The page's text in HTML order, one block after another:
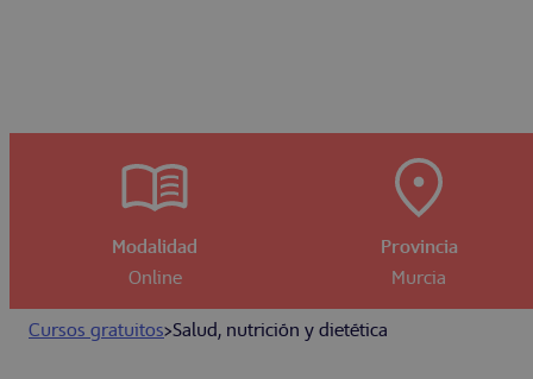
Modalidad
Online
Provincia
Murcia
Cursos gratuitos>Salud, nutrición y dietética